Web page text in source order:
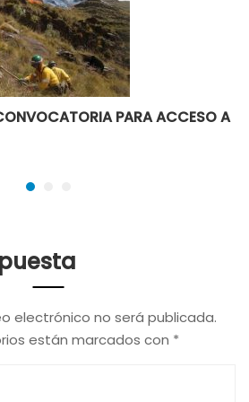
PARA ACCESO A
electrónico no será publicada.
están marcados con *